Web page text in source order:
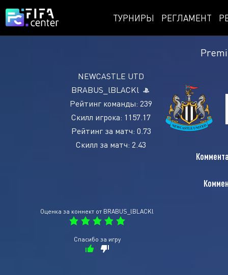
ТУРНИРЫ РЕГЛАМЕНТ
NEWCASTLE UTD
BRABUS_lBLACKl
Рейтинг команды: 239
Скилл игрока: 1157.17
Рейтинг за матч: 0.73
Скилл за матч: 2.43
Оценка за коннект от BRABUS_lBLACKl
Спасибо за игру